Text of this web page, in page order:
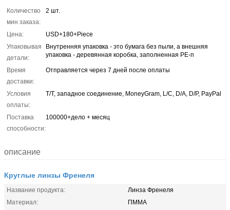
Количество
мин заказа:
2 шт.
Цена:
USD+180+Piece
Упаковывая
детали:
Внутренняя упаковка - это бумага без пыли, а внешняя
упаковка - деревянная коробка, заполненная PE-п
Время
доставки:
Отправляется через 7 дней после оплаты
Условия
оплаты:
T/T, западное соединение, MoneyGram, L/C, D/A, D/P, PayPal
Поставка
способности:
100000+дело + месяц
описание
Круглые линзы Френеля
Название продукта:
Линза Френеля
Материал:
ПММА